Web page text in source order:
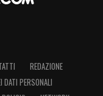
REDAZIONE
DATI PERSONALI